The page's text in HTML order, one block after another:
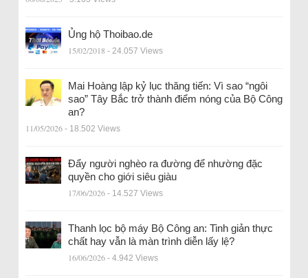
Ủng hộ Thoibao.de
15/02/2018 - 24.057 Views
Mai Hoàng lập kỷ lục thăng tiến: Vì sao “ngôi
sao” Tây Bắc trở thành điểm nóng của Bộ Công
an?
11/05/2026 - 18.502 Views
Đẩy người nghèo ra đường để nhường đặc
quyền cho giới siêu giàu
17/06/2026 - 14.527 Views
Thanh lọc bộ máy Bộ Công an: Tinh giản thực
chất hay vẫn là màn trình diễn lấy lệ?
16/06/2026 - 4.942 Views